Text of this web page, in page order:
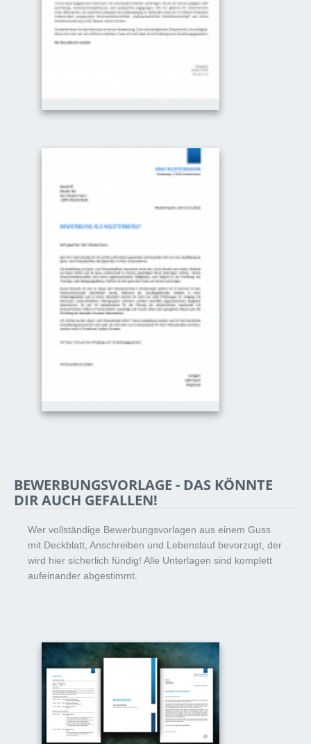
BEWERBUNGSVORLAGE - DAS KÖNNTE
DIR AUCH GEFALLEN!
Wer vollständige Bewerbungsvorlagen aus einem Guss
mit Deckblatt, Anschreiben und Lebenslauf bevorzugt, der
wird hier sicherlich fündig! Alle Unterlagen sind komplett
aufeinander abgestimmt.